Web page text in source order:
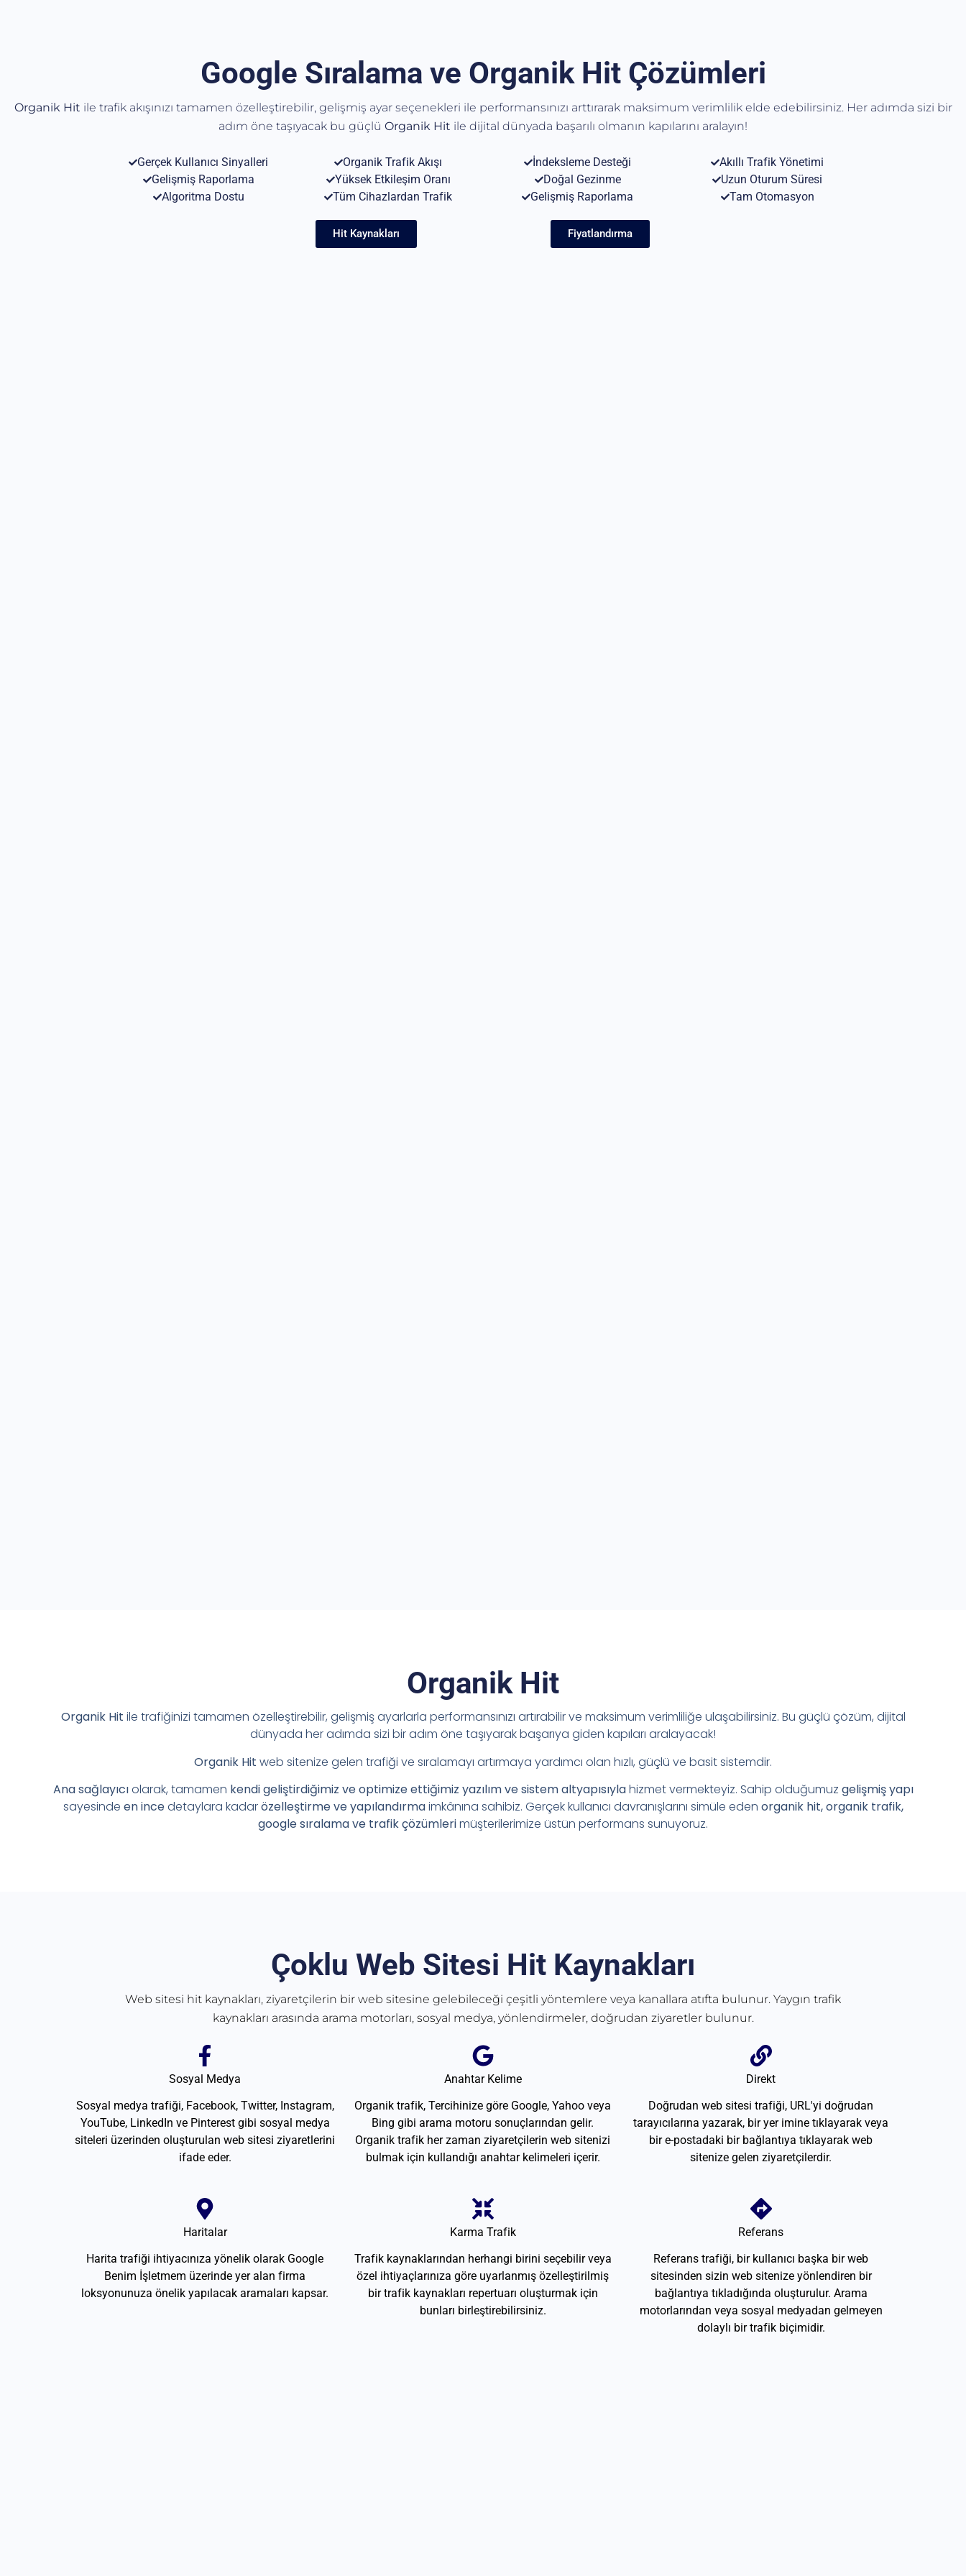
Google Sıralama ve Organik Hit Çözümleri
Organik Hit ile trafik akışınızı tamamen özelleştirebilir, gelişmiş ayar seçenekleri ile performansınızı arttırarak maksimum verimlilik elde edebilirsiniz. Her adımda sizi bir
adım öne taşıyacak bu güçlü Organik Hit ile dijital dünyada başarılı olmanın kapılarını aralayın!
Gerçek Kullanıcı Sinyalleri Organik Trafik Akışı İndeksleme Desteği
Akıllı Trafik Yönetimi
Gelişmiş Raporlama
Yüksek Etkileşim Oranı Doğal Gezinme
Uzun Oturum Süresi
Algoritma Dostu
Tüm Cihazlardan Trafik Gelişmiş Raporlama Tam Otomasyon
Hit Kaynakları Fiyatlandırma
Organik Hit
Organik Hit ile trafiğinizi tamamen özelleştirebilir, gelişmiş ayarlarla performansınızı artırabilir ve maksimum verimliliğe ulaşabilirsiniz. Bu güçlü çözüm, dijital
dünyada her adımda sizi bir adım öne taşıyarak başarıya giden kapıları aralayacak!
Organik Hit web sitenize gelen trafiği ve sıralamayı artırmaya yardımcı olan hızlı, güçlü ve basit sistemdir.
Ana sağlayıcıolarak, tamamen kendi geliştirdiğimiz ve optimize ettiğimiz yazılım ve sistem altyapısıylahizmet vermekteyiz. Sahip olduğumuz gelişmiş yapı
sayesinde en incedetaylara kadarözelleştirme ve yapılandırmaimkânına sahibiz. Gerçek kullanıcı davranışlarını simüle eden organik hit, organik trafik,
google sıralama ve trafik çözümlerimüşterilerimize üstün performans sunuyoruz.
Çoklu Web Sitesi Hit Kaynakları
Web sitesi hit kaynakları, ziyaretçilerin bir web sitesine gelebileceği çeşitli yöntemlere veya kanallara atıfta bulunur. Yaygın trafik
kaynakları arasında arama motorları, sosyal medya, yönlendirmeler, doğrudan ziyaretler bulunur.
Sosyal Medya
Sosyal medya trafiği, Facebook, Twitter, Instagram,
YouTube, LinkedIn ve Pinterest gibi sosyal medya
siteleri üzerinden oluşturulan web sitesi ziyaretlerini
ifade eder.
Anahtar Kelime
Organik trafik, Tercihinize göre Google, Yahoo veya
Bing gibi arama motoru sonuçlarından gelir.
Organik trafik her zaman ziyaretçilerin web sitenizi
bulmak için kullandığı anahtar kelimeleri içerir.
Direkt
Doğrudan web sitesi trafiği, URL'yi doğrudan
tarayıcılarına yazarak, bir yer imine tıklayarak veya
bir e-postadaki bir bağlantıya tıklayarak web
sitenize gelen ziyaretçilerdir.
Haritalar
Harita trafiği ihtiyacınıza yönelik olarak Google
Benim İşletmem üzerinde yer alan firma
loksyonunuza önelik yapılacak aramaları kapsar.
Karma Trafik
Trafik kaynaklarından herhangi birini seçebilir veya
özel ihtiyaçlarınıza göre uyarlanmış özelleştirilmiş
bir trafik kaynakları repertuarı oluşturmak için
bunları birleştirebilirsiniz.
Referans
Referans trafiği, bir kullanıcı başka bir web
sitesinden sizin web sitenize yönlendiren bir
bağlantıya tıkladığında oluşturulur. Arama
motorlarından veya sosyal medyadan gelmeyen
dolaylı bir trafik biçimidir.